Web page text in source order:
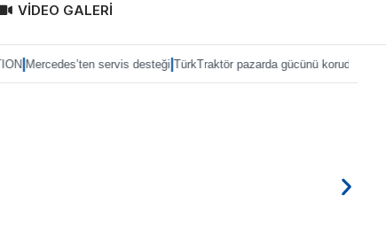
VİDEO GALERİ
servis desteği|TürkTraktör pazarda gücünü korudu|Naturelgaz ilk